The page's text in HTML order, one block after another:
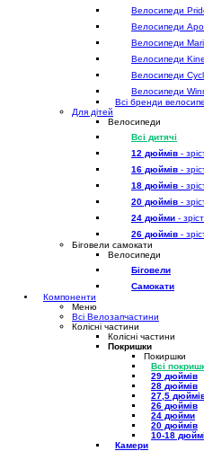
Велосипеди
Велосипеди
Велосипеди
Велосипеди
Велосипеди
Велосипеди
Всі бренди
Для дітей
Велосипеди
Всі дитячі
12 дюймів -
16 дюймів -
18 дюймів -
20 дюймів -
24 дюйми -
26 дюймів -
Біговели самокати
Велосипеди
Біговели
Самокати
Компоненти
Меню
Всі Велозапчастини
Колісні частини
Колісні частини
Покришки
Покиршки
Всі
29 дюймів
28 дюймів
27,5
26 дюймів
24 дюйми
20 дюймів
10-18
Камери